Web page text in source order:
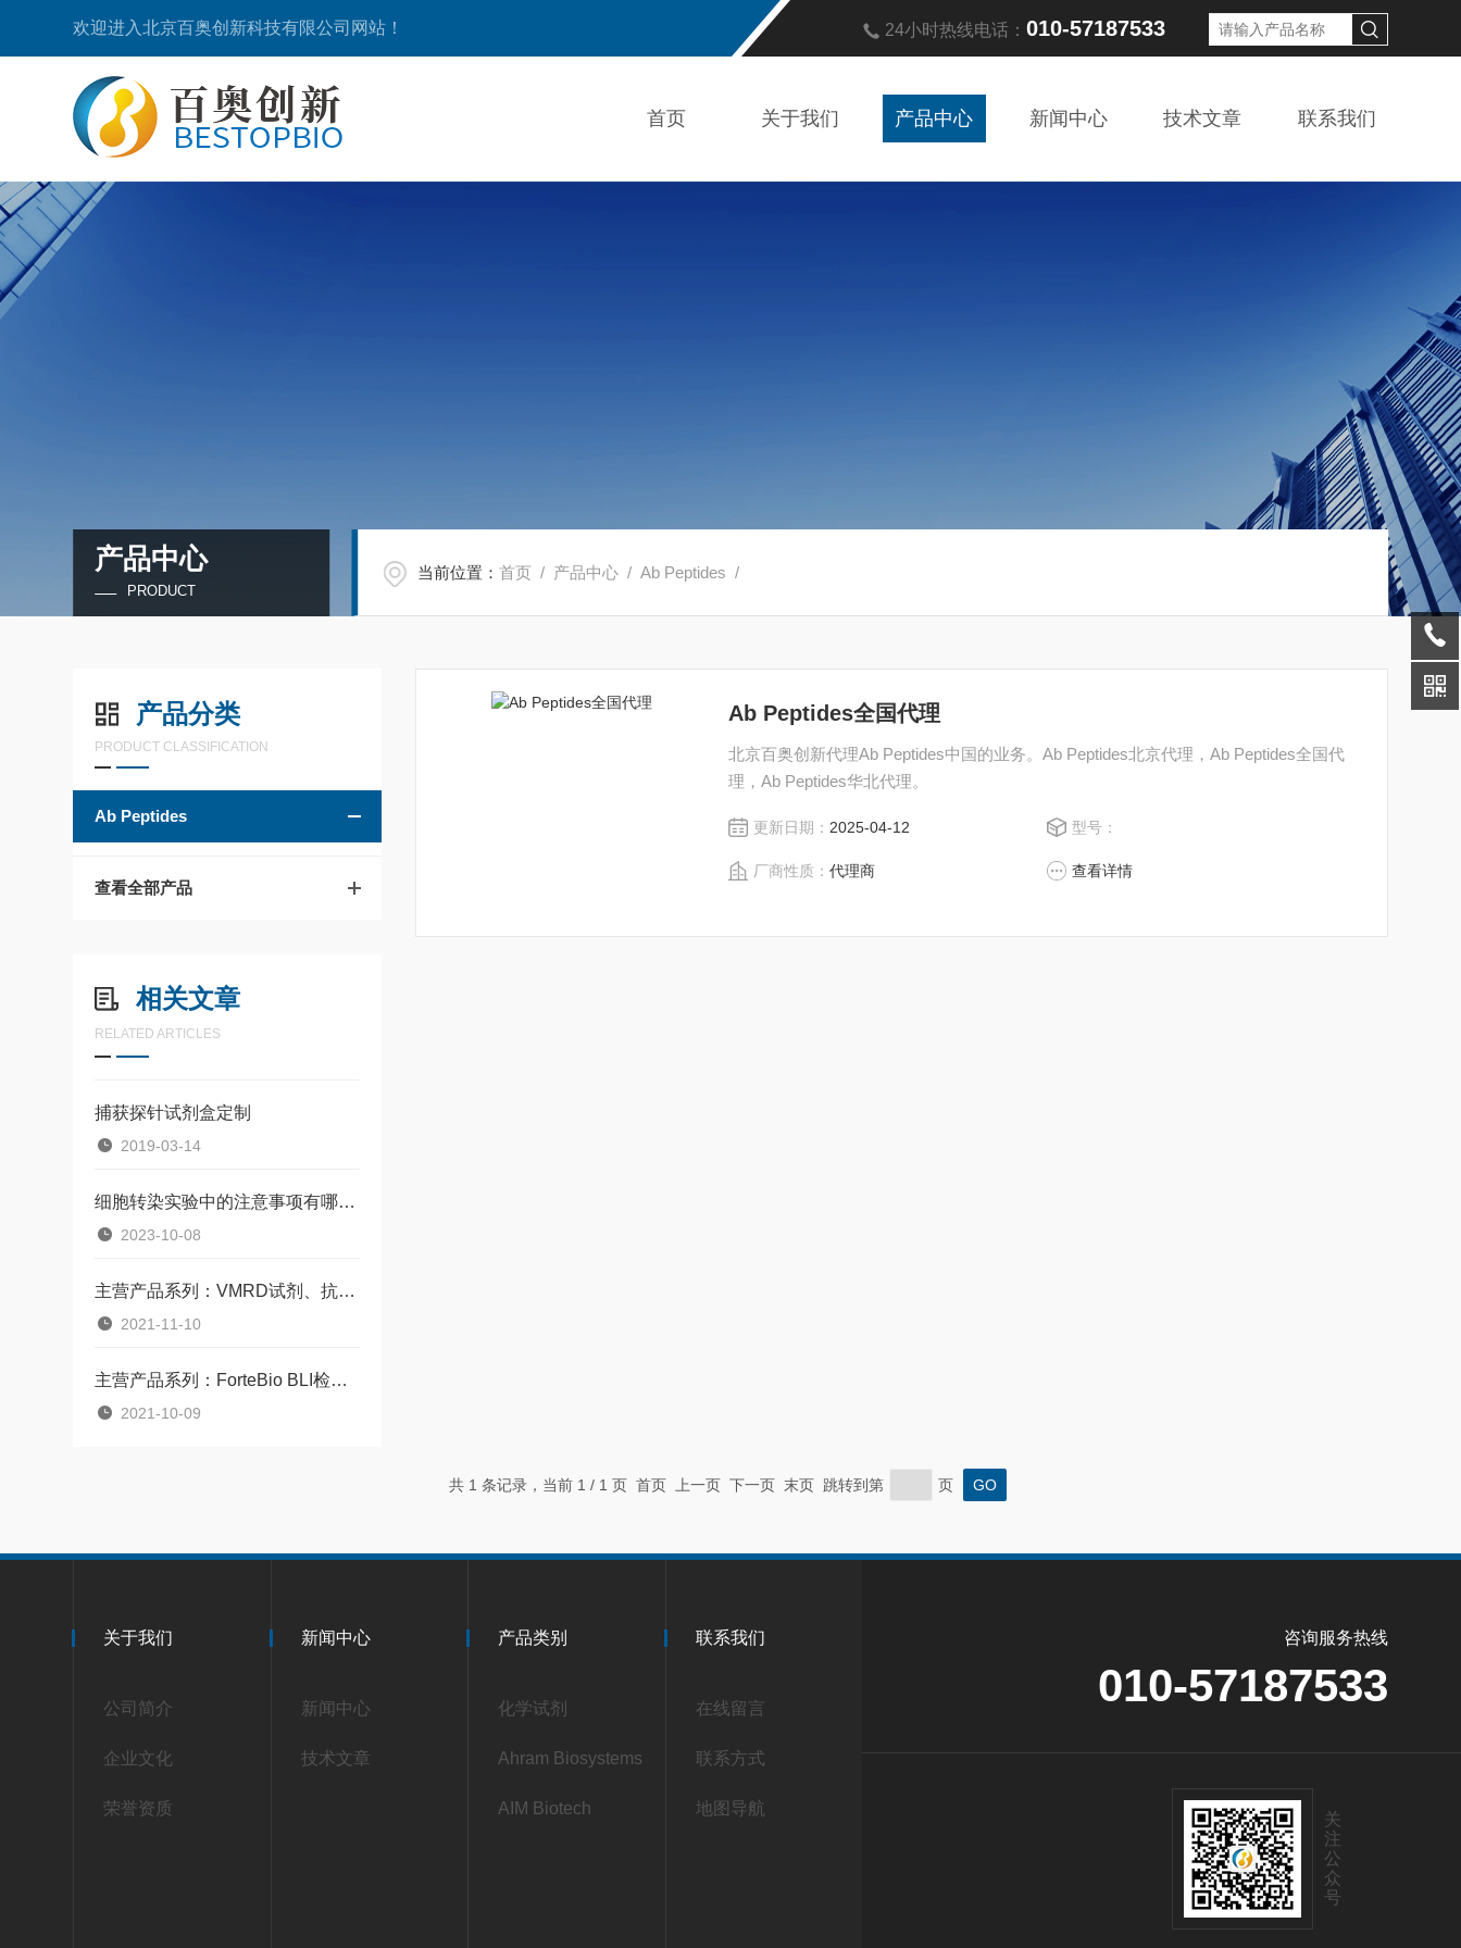
欢迎进入北京百奥创新科技有限公司网站！ 24小时热线电话： 010-57187533
首页 关于我们 产品中心 新闻中心 技术文章 联系我们
产品中心
PRODUCT
当前位置：首页 / 产品中心 /Ab Peptides /
产品分类
PRODUCT CLASSIFICATION
Ab Peptides
查看全部产品
相关文章
RELATED ARTICLES
捕获探针试剂盒定制
2019-03-14
细胞转染实验中的注意事项有哪些？
2023-10-08
主营产品系列：VMRD试剂、抗体及各类试剂盒
2021-11-10
主营产品系列：ForteBio BLI检测试剂盒、生物传感器及其芯片
2021-10-09
Ab Peptides全国代理
北京百奥创新代理Ab Peptides中国的业务。Ab Peptides北京代理，Ab Peptides全国代
理，Ab Peptides华北代理。
更新日期： 2025-04-12 型号：
厂商性质：代理商 查看详情
共 1 条记录，当前 1 / 1 页 首页 上一页 下一页 末页 跳转到第 页
关于我们
公司简介
企业文化
荣誉资质
新闻中心
新闻中心
技术文章
产品类别
化学试剂
Ahram Biosystems
AIM Biotech
联系我们
在线留言
联系方式
地图导航
咨询服务热线
010-57187533
关
注
公
众
号